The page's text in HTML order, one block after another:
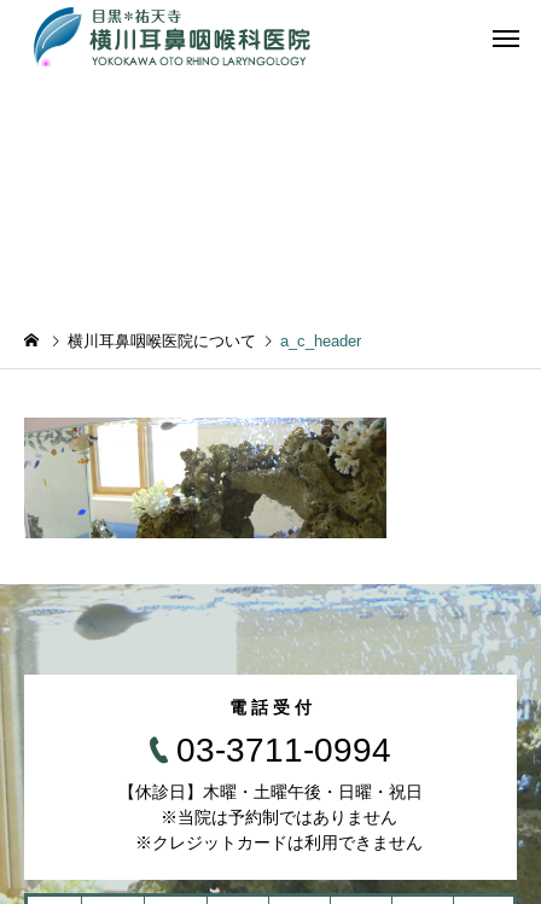
【首・くび】
横川耳鼻咽喉医院について a_c_header
電 話 受 付
03-3711-0994
【休診日】木曜・土曜午後・日曜・祝日
※当院は予約制ではありません
※クレジットカードは利用できません